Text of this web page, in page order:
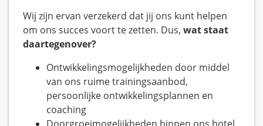
Wij zijn ervan verzekerd dat jij ons kunt helpen
om ons succes voort te zetten. Dus, wat staat
daartegenover?
Ontwikkelingsmogelijkheden door middel
van ons ruime trainingsaanbod,
persoonlijke ontwikkelingsplannen en
coaching